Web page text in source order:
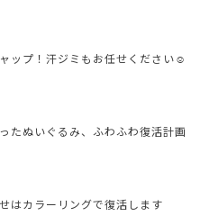
ップ！汗ジミもお任せください☺
たぬいぐるみ、ふわふわ復活計画
はカラーリングで復活します